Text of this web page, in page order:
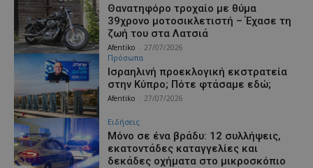
Θανατηφόρο τροχαίο με θύμα
39χρονο μοτοσικλετιστή – Έχασε τη
ζωή του στα Λατσιά
Afentiko 27/07/2026
Πρόσωπα
Ισραηλινή προεκλογική εκστρατεία
στην Κύπρο; Πότε φτάσαμε εδώ;
Afentiko 27/07/2026
Ειδήσεις
Μόνο σε ένα βράδυ: 12 συλλήψεις,
εκατοντάδες καταγγελίες και
δεκάδες οχήματα στο μικροσκόπιο